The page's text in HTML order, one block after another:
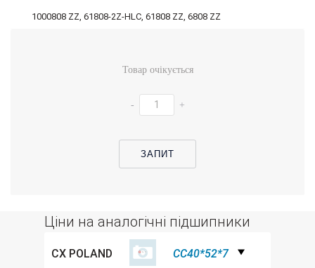
1000808 ZZ, 61808-2Z-HLC, 61808 ZZ, 6808 ZZ
Товар очікується
- +
ЗАПИТ
Ціни на аналогічні підшипники
CX POLAND CC40*52*7